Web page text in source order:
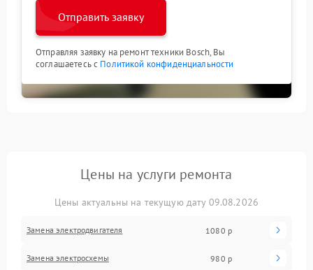
Отправить заявку
Отправляя заявку на ремонт техники Bosch, Вы
соглашаетесь с Политикой конфиденциальности
Цены на услуги ремонта
Цены актуальны на текущую дату 09.08.2026
Замена электродвигателя 1080 р
Замена электросхемы 980 р